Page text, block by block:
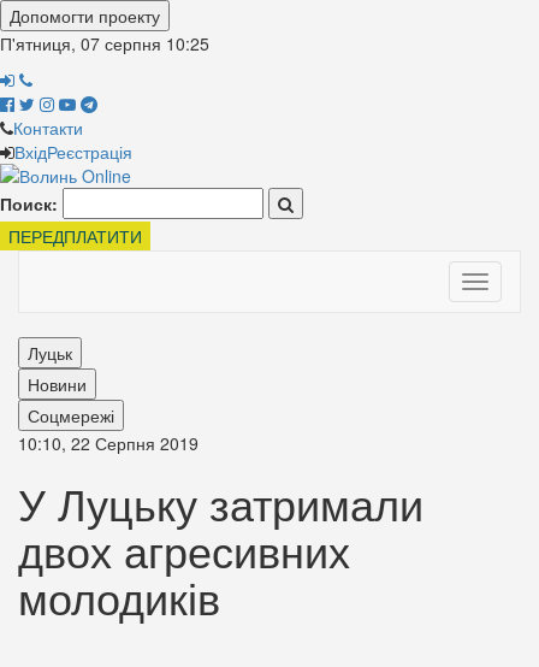
Допомогти проекту
П'ятниця, 07 серпня 10:25
Контакти
ВхідРеєстрація
Поиск:
ПЕРЕДПЛАТИТИ
Toggle
Луцьк
Новини
Соцмережі
10:10, 22 Серпня 2019
У Луцьку затримали
двох агресивних
молодиків